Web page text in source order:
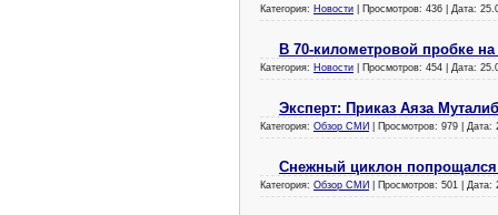
Категория: Новости | Просмотров: 436 | Дата:
В 70-километровой пробке
Категория: Новости | Просмотров: 454 | Дата:
Эксперт: Приказ Аяза
Категория: Обзор СМИ | Просмотров: 979 | Дата:
Снежный циклон попрощался
Категория: Обзор СМИ | Просмотров: 501 | Дата: